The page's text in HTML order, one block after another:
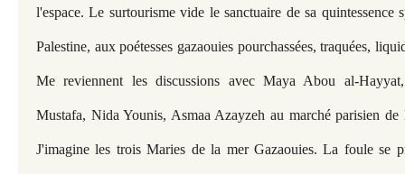
l'espace. Le surtourisme vide le sanctuaire de sa quintessence
Palestine, aux poétesses gazaouies pourchassées, traquées,
Me reviennent les discussions avec Maya Abou al-
Mustafa, Nida Younis, Asmaa Azayzeh au marché parisien
J'imagine les trois Maries de la mer Gazaouies. La foule se